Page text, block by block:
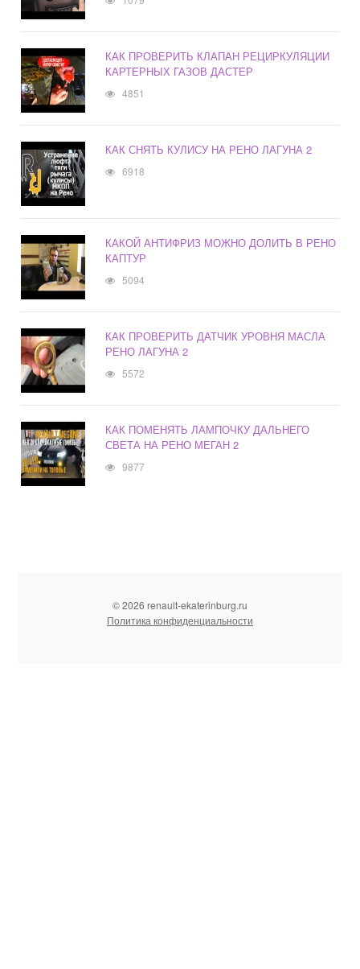
КАК ПРОВЕРИТЬ КЛАПАН РЕЦИРКУЛЯЦИИ
КАРТЕРНЫХ ГАЗОВ ДАСТЕР
4851
КАК СНЯТЬ КУЛИСУ НА РЕНО ЛАГУНА 2
6918
КАКОЙ АНТИФРИЗ МОЖНО ДОЛИТЬ В РЕНО
КАПТУР
5094
КАК ПРОВЕРИТЬ ДАТЧИК УРОВНЯ МАСЛА
РЕНО ЛАГУНА 2
5572
КАК ПОМЕНЯТЬ ЛАМПОЧКУ ДАЛЬНЕГО
СВЕТА НА РЕНО МЕГАН 2
9877
© 2026 renault-ekaterinburg.ru
Политика конфиденциальности